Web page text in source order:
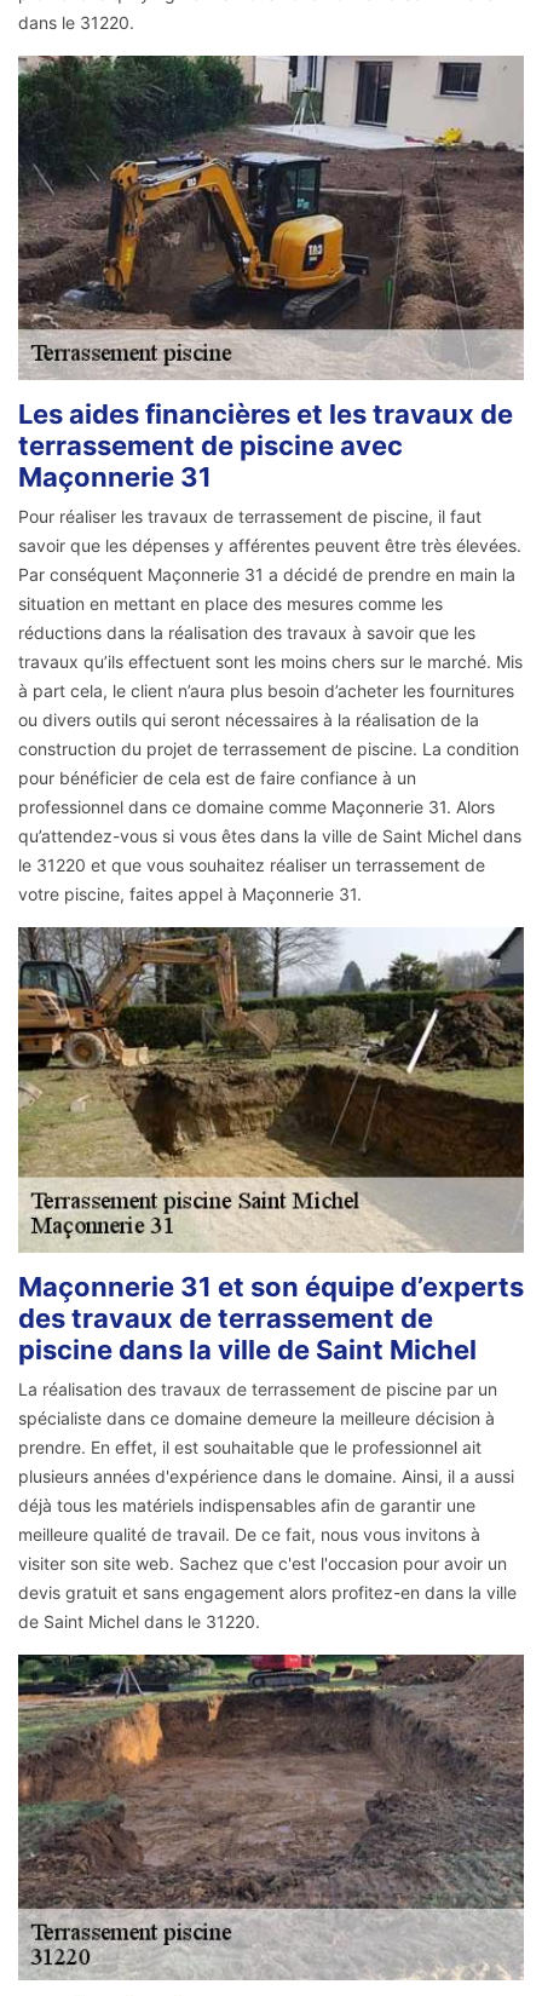
dans le 31220.
Les aides financières et les travaux de
terrassement de piscine avec
Maçonnerie 31
Pour réaliser les travaux de terrassement de piscine, il faut
savoir que les dépenses y afférentes peuvent être très élevées.
Par conséquent Maçonnerie 31 a décidé de prendre en main la
situation en mettant en place des mesures comme les
réductions dans la réalisation des travaux à savoir que les
travaux qu’ils effectuent sont les moins chers sur le marché. Mis
à part cela, le client n’aura plus besoin d’acheter les fournitures
ou divers outils qui seront nécessaires à la réalisation de la
construction du projet de terrassement de piscine. La condition
pour bénéficier de cela est de faire confiance à un
professionnel dans ce domaine comme Maçonnerie 31. Alors
qu’attendez-vous si vous êtes dans la ville de Saint Michel dans
le 31220 et que vous souhaitez réaliser un terrassement de
votre piscine, faites appel à Maçonnerie 31.
Maçonnerie 31 et son équipe d’experts
des travaux de terrassement de
piscine dans la ville de Saint Michel
La réalisation des travaux de terrassement de piscine par un
spécialiste dans ce domaine demeure la meilleure décision à
prendre. En effet, il est souhaitable que le professionnel ait
plusieurs années d'expérience dans le domaine. Ainsi, il a aussi
déjà tous les matériels indispensables afin de garantir une
meilleure qualité de travail. De ce fait, nous vous invitons à
visiter son site web. Sachez que c'est l'occasion pour avoir un
devis gratuit et sans engagement alors profitez-en dans la ville
de Saint Michel dans le 31220.